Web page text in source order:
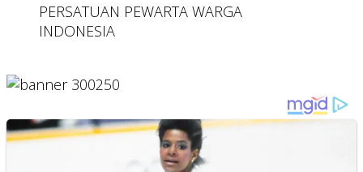
PERSATUAN PEWARTA WARGA
INDONESIA